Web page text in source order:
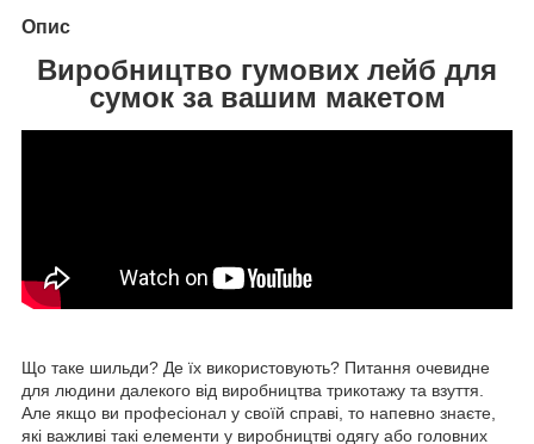
Опис
Виробництво гумових лейб для
сумок за вашим макетом
Що таке шильди? Де їх використовують? Питання очевидне
для людини далекого від виробництва трикотажу та взуття.
Але якщо ви професіонал у своїй справі, то напевно знаєте,
які важливі такі елементи у виробництві одягу або головних